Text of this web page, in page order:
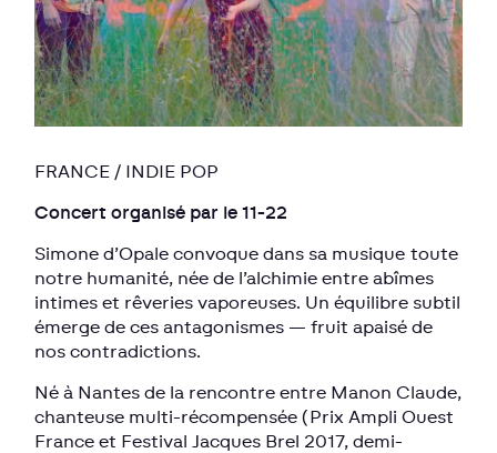
FRANCE / INDIE POP
Concert organisé par le 11-22
Simone d’Opale convoque dans sa musique toute
notre humanité, née de l’alchimie entre abîmes
intimes et rêveries vaporeuses. Un équilibre subtil
émerge de ces antagonismes — fruit apaisé de
nos contradictions.
Né à Nantes de la rencontre entre Manon Claude,
chanteuse multi-récompensée (Prix Ampli Ouest
France et Festival Jacques Brel 2017, demi-